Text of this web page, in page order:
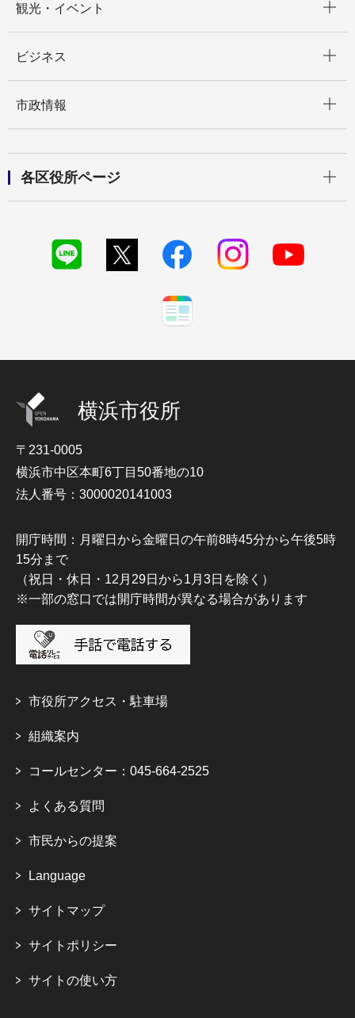
観光・イベント
ビジネス
市政情報
各区役所ページ
横浜市役所
〒231-0005
横浜市中区本町6丁目50番地の10
法人番号：3000020141003
開庁時間：月曜日から金曜日の午前8時45分から午後5時
15分まで
（祝日・休日・12月29日から1月3日を除く）
※一部の窓口では開庁時間が異なる場合があります
市役所アクセス・駐車場
組織案内
コールセンター：045-664-2525
よくある質問
市民からの提案
Language
サイトマップ
サイトポリシー
サイトの使い方